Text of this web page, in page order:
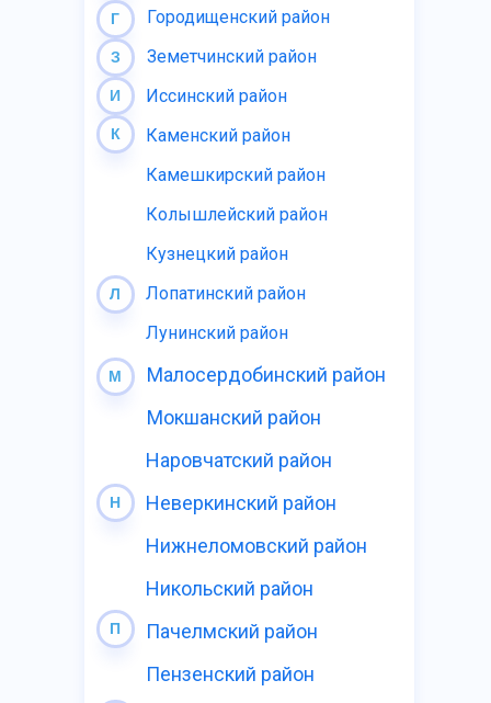
Городищенский район
Кузнецкий район
Лопатинский район
Иссинский район
Лунинский район
Земетчинский район
Каменский район
Камешкирский район
Колышлейский район
Г
З
И
К
Л
М
Малосердобинский район
Мокшанский район
Н
Наровчатский район
Неверкинский район
Нижнеломовский район
Никольский район
П
Пачелмский район
Пензенский район